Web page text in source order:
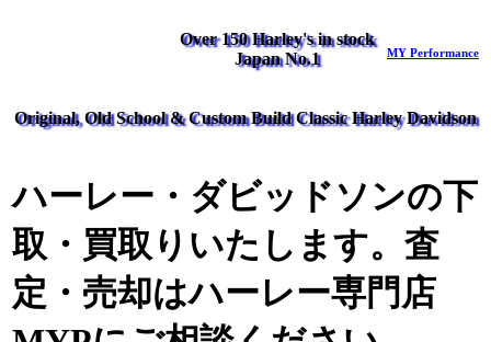
Over 150 Harley's in stock
Japan No.1
MY Performance
Original, Old School & Custom Build Classic Harley Davidson
ハーレー・ダビッドソンの下
取・買取りいたします。査
定・売却はハーレー専門店